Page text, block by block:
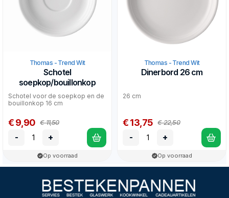
Thomas - Trend Wit
Schotel
soepkop/bouillonkop
Schotel voor de soepkop en de
bouillonkop 16 cm
€ 9,90 € 11,50
- +
Op voorraad
Thomas - Trend Wit
Dinerbord 26 cm
26 cm
€ 13,75 € 22,50
- +
Op voorraad